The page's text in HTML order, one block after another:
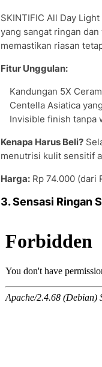
SKINTIFIC All Day
yang sangat ringan
memastikan riasan
Fitur Unggulan:
Kandungan 5X
Centella Asiatica
Invisible finish tanpa
Kenapa Harus Beli?
menutrisi kulit sensitif
Harga: Rp 74.000 (dari
3. Sensasi Ringan